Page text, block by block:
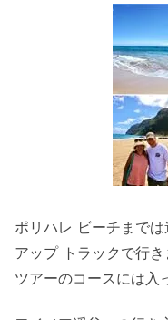
ポリハレ ビーチまで
アップ トラックで行
ツアーのコースには入